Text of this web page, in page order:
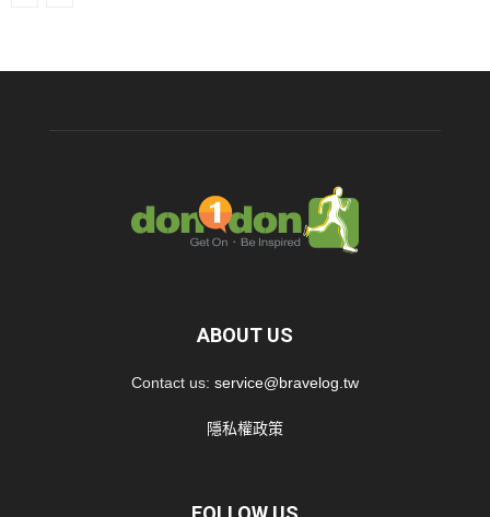
ABOUT US
Contact us: service@bravelog.tw
隱私權政策